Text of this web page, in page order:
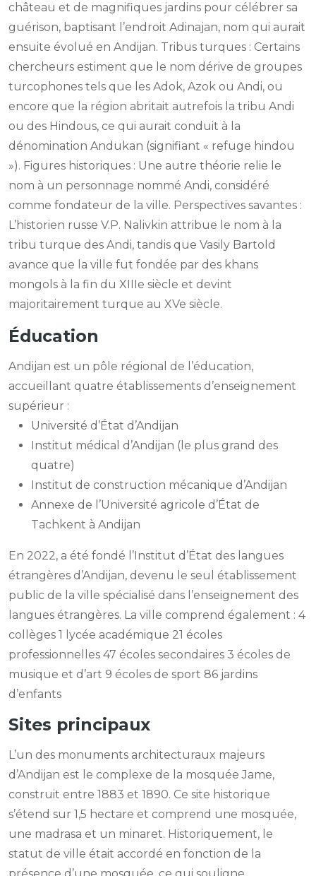
château et de magnifiques jardins pour célébrer sa
guérison, baptisant l’endroit Adinajan, nom qui aurait
ensuite évolué en Andijan. Tribus turques : Certains
chercheurs estiment que le nom dérive de groupes
turcophones tels que les Adok, Azok ou Andi, ou
encore que la région abritait autrefois la tribu Andi
ou des Hindous, ce qui aurait conduit à la
dénomination Andukan (signifiant « refuge hindou
»). Figures historiques : Une autre théorie relie le
nom à un personnage nommé Andi, considéré
comme fondateur de la ville. Perspectives savantes :
L’historien russe V.P. Nalivkin attribue le nom à la
tribu turque des Andi, tandis que Vasily Bartold
avance que la ville fut fondée par des khans
mongols à la fin du XIIIe siècle et devint
majoritairement turque au XVe siècle.
Éducation
Andijan est un pôle régional de l’éducation,
accueillant quatre établissements d’enseignement
supérieur :
Université d’État d’Andijan
Institut médical d’Andijan (le plus grand des
quatre)
Institut de construction mécanique d’Andijan
Annexe de l’Université agricole d’État de
Tachkent à Andijan
En 2022, a été fondé l’Institut d’État des langues
étrangères d’Andijan, devenu le seul établissement
public de la ville spécialisé dans l’enseignement des
langues étrangères. La ville comprend également : 4
collèges 1 lycée académique 21 écoles
professionnelles 47 écoles secondaires 3 écoles de
musique et d’art 9 écoles de sport 86 jardins
d’enfants
Sites principaux
L’un des monuments architecturaux majeurs
d’Andijan est le complexe de la mosquée Jame,
construit entre 1883 et 1890. Ce site historique
s’étend sur 1,5 hectare et comprend une mosquée,
une madrasa et un minaret. Historiquement, le
statut de ville était accordé en fonction de la